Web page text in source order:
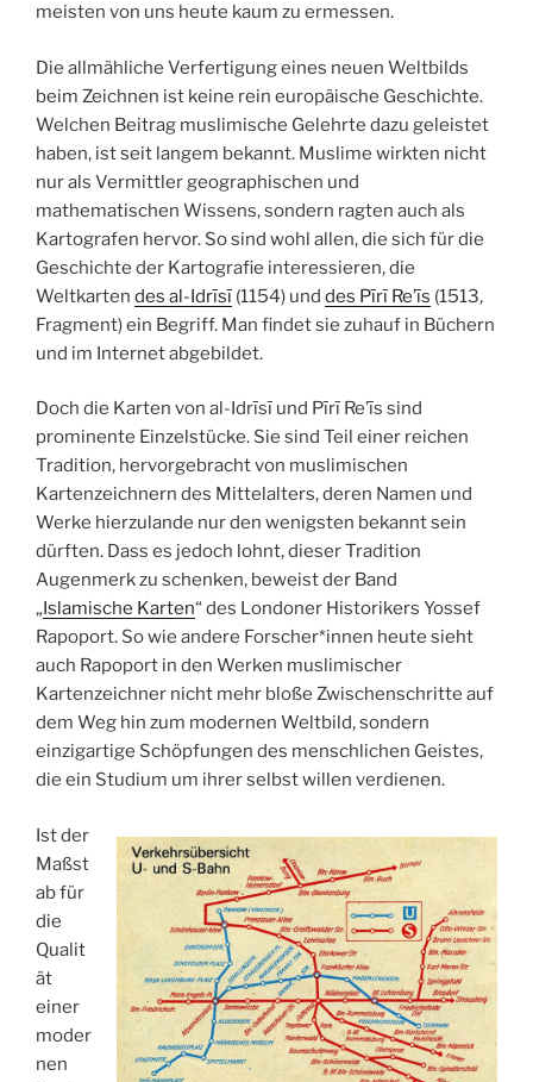
meisten von uns heute kaum zu ermessen.
Die allmähliche Verfertigung eines neuen Weltbilds
beim Zeichnen ist keine rein europäische Geschichte.
Welchen Beitrag muslimische Gelehrte dazu geleistet
haben, ist seit langem bekannt. Muslime wirkten nicht
nur als Vermittler geographischen und
mathematischen Wissens, sondern ragten auch als
Kartografen hervor. So sind wohl allen, die sich für die
Geschichte der Kartografie interessieren, die
Weltkarten des al-Idrīsī (1154) und des Pīrī Re’īs (1513,
Fragment) ein Begriff. Man findet sie zuhauf in Büchern
und im Internet abgebildet.
Doch die Karten von al-Idrīsī und Pīrī Re’īs sind
prominente Einzelstücke. Sie sind Teil einer reichen
Tradition, hervorgebracht von muslimischen
Kartenzeichnern des Mittelalters, deren Namen und
Werke hierzulande nur den wenigsten bekannt sein
dürften. Dass es jedoch lohnt, dieser Tradition
Augenmerk zu schenken, beweist der Band
„Islamische Karten“ des Londoner Historikers Yossef
Rapoport. So wie andere Forscher*innen heute sieht
auch Rapoport in den Werken muslimischer
Kartenzeichner nicht mehr bloße Zwischenschritte auf
dem Weg hin zum modernen Weltbild, sondern
einzigartige Schöpfungen des menschlichen Geistes,
die ein Studium um ihrer selbst willen verdienen.
Ist der
Maßst
ab für
die
Qualit
ät
einer
moder
nen